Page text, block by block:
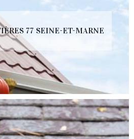
77 SEINE-ET-MARNE